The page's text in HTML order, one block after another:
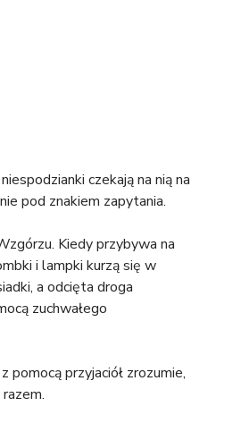
czekają na nią na
pod znakiem zapytania.
Kiedy przybywa na
i lampki kurzą się w
a odcięta droga
zuchwałego
pomocą przyjaciół zrozumie,